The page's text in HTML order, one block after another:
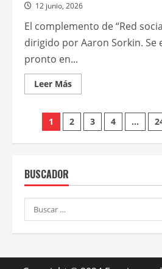
12 junio, 2026
El complemento de “Red
dirigido por Aaron Sorkin. Se
pronto en...
Leer MásLeer
más
Jeremy
Strong,
Mikey
Madison
protagonizan
poder
la
Paginación
de
entradas
1 2 3 4 …
BUSCADOR
Buscar: